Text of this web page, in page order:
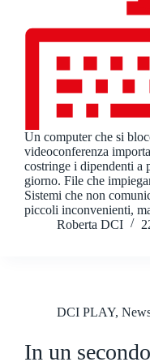
Un computer che si
videoconferenza
costringe i dipendenti a
giorno. File che
Sistemi che non
piccoli inconvenienti,
Roberta DCI
DCI PLAY,
In un